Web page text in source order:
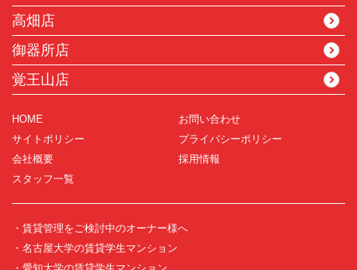
高畑店
御器所店
覚王山店
HOME
お問い合わせ
サイトポリシー
プライバシーポリシー
会社概要
採用情報
スタッフ一覧
・賃貸管理をご検討中のオーナー様へ
・名古屋大学の賃貸学生マンション